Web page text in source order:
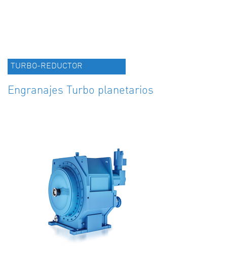
TURBO-REDUCTOR
Engranajes Turbo planetarios